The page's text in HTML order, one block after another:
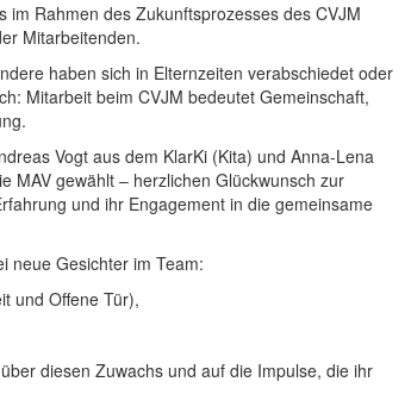
Rahmen des Zukunftsprozesses des CVJM
Mitarbeitenden.
haben sich in Elternzeiten verabschiedet oder
Mitarbeit beim CVJM bedeutet Gemeinschaft,
Vogt aus dem KlarKi (Kita) und Anna-Lena
MAV gewählt – herzlichen Glückwunsch zur
und ihr Engagement in die gemeinsame
neue Gesichter im Team:
und Offene Tür),
diesen Zuwachs und auf die Impulse, die ihr